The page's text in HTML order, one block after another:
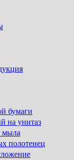
бумаги
на унитаз
мыла
полотенец